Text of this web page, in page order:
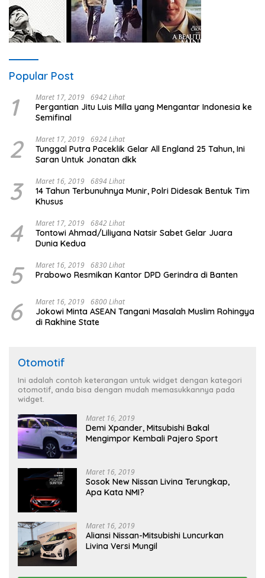
Popular Post
1 Maret 17, 2019 6942 Lihat
Pergantian Jitu Luis Milla yang Mengantar Indonesia ke
Semifinal
2 Maret 17, 2019 6924 Lihat
Tunggal Putra Paceklik Gelar All England 25 Tahun, Ini
Saran Untuk Jonatan dkk
3 Maret 16, 2019 6894 Lihat
14 Tahun Terbunuhnya Munir, Polri Didesak Bentuk Tim
Khusus
4 Maret 17, 2019 6842 Lihat
Tontowi Ahmad/Liliyana Natsir Sabet Gelar Juara
Dunia Kedua
5 Maret 16, 2019 6830 Lihat
Prabowo Resmikan Kantor DPD Gerindra di Banten
6 Maret 16, 2019 6800 Lihat
Jokowi Minta ASEAN Tangani Masalah Muslim Rohingya
di Rakhine State
Otomotif
Ini adalah contoh keterangan untuk widget dengan kategori
otomotif, anda bisa dengan mudah memasukkannya pada
widget.
Maret 16, 2019
Demi Xpander, Mitsubishi Bakal
Mengimpor Kembali Pajero Sport
Maret 16, 2019
Sosok New Nissan Livina Terungkap,
Apa Kata NMI?
Maret 16, 2019
Aliansi Nissan-Mitsubishi Luncurkan
Livina Versi Mungil